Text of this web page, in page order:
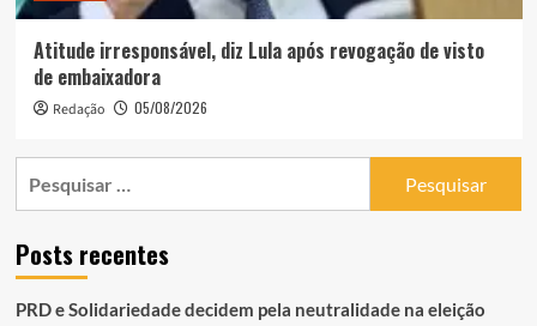
Atitude irresponsável, diz Lula após revogação de visto
de embaixadora
Redação 05/08/2026
Posts recentes
PRD e Solidariedade decidem pela neutralidade na eleição